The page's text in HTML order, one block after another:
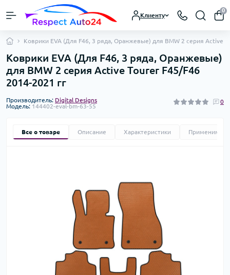
Клиенту
0
Коврики EVA (Для F46, 3 ряда, Оранжевые) для BMW 2 серия Active
Коврики EVA (Для F46, 3 ряда, Оранжевые)
для BMW 2 серия Active Tourer F45/F46
2014-2021 гг
Производитель: Digital Designs
Модель: 144402-eval-bm-63-55
0
Все о товаре Описание Характеристики